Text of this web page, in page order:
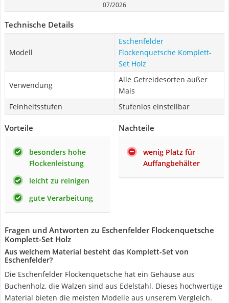
07/2026
Technische Details
Modell
Eschenfelder
Flockenquetsche Komplett-
Set Holz
Verwendung
Alle Getreidesorten außer
Mais
Feinheitsstufen
Stufenlos einstellbar
Vorteile
besonders hohe
Flockenleistung
leicht zu reinigen
gute Verarbeitung
Nachteile
wenig Platz für
Auffangbehälter
Fragen und Antworten zu Eschenfelder Flockenquetsche
Komplett-Set Holz
Aus welchem Material besteht das Komplett-Set von
Eschenfelder?
Die Eschenfelder Flockenquetsche hat ein Gehäuse aus
Buchenholz, die Walzen sind aus Edelstahl. Dieses hochwertige
Material bieten die meisten Modelle aus unserem Vergleich.